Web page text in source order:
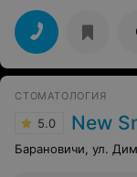
слова "Надеюсь вы
услугой". Как
будьте
СТОМАТОЛОГИЯ
5.0 New
Барановичи, ул.